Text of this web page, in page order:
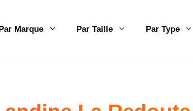
Marque Par Taille Par Type